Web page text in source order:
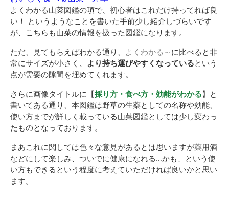
よくわかる山菜図鑑の項で、初心者はこれだけ持ってれば良
い！ というようなことを書いた手前少し紹介しづらいです
が、こちらも山菜の情報を扱った図鑑になります。
ただ、見てもらえばわかる通り、 よくわかる～ に比べると非
常にサイズが小さく、 より持ち運びやすくなっているという
点が需要の隙間を埋めてくれます。
さらに画像タイトルに【採り方・食べ方・効能がわかる】と
書いてある通り、本図鑑は野草の生薬としての名称や効能、
使い方までが詳しく載っている山菜図鑑としては少し変わっ
たものとなっております。
まあこれに関しては色々な意見があるとは思いますが薬用酒
などにして楽しみ、ついでに健康になれる…かも、という使
い方もできるという程度に考えていただければ良いかと思い
ます。